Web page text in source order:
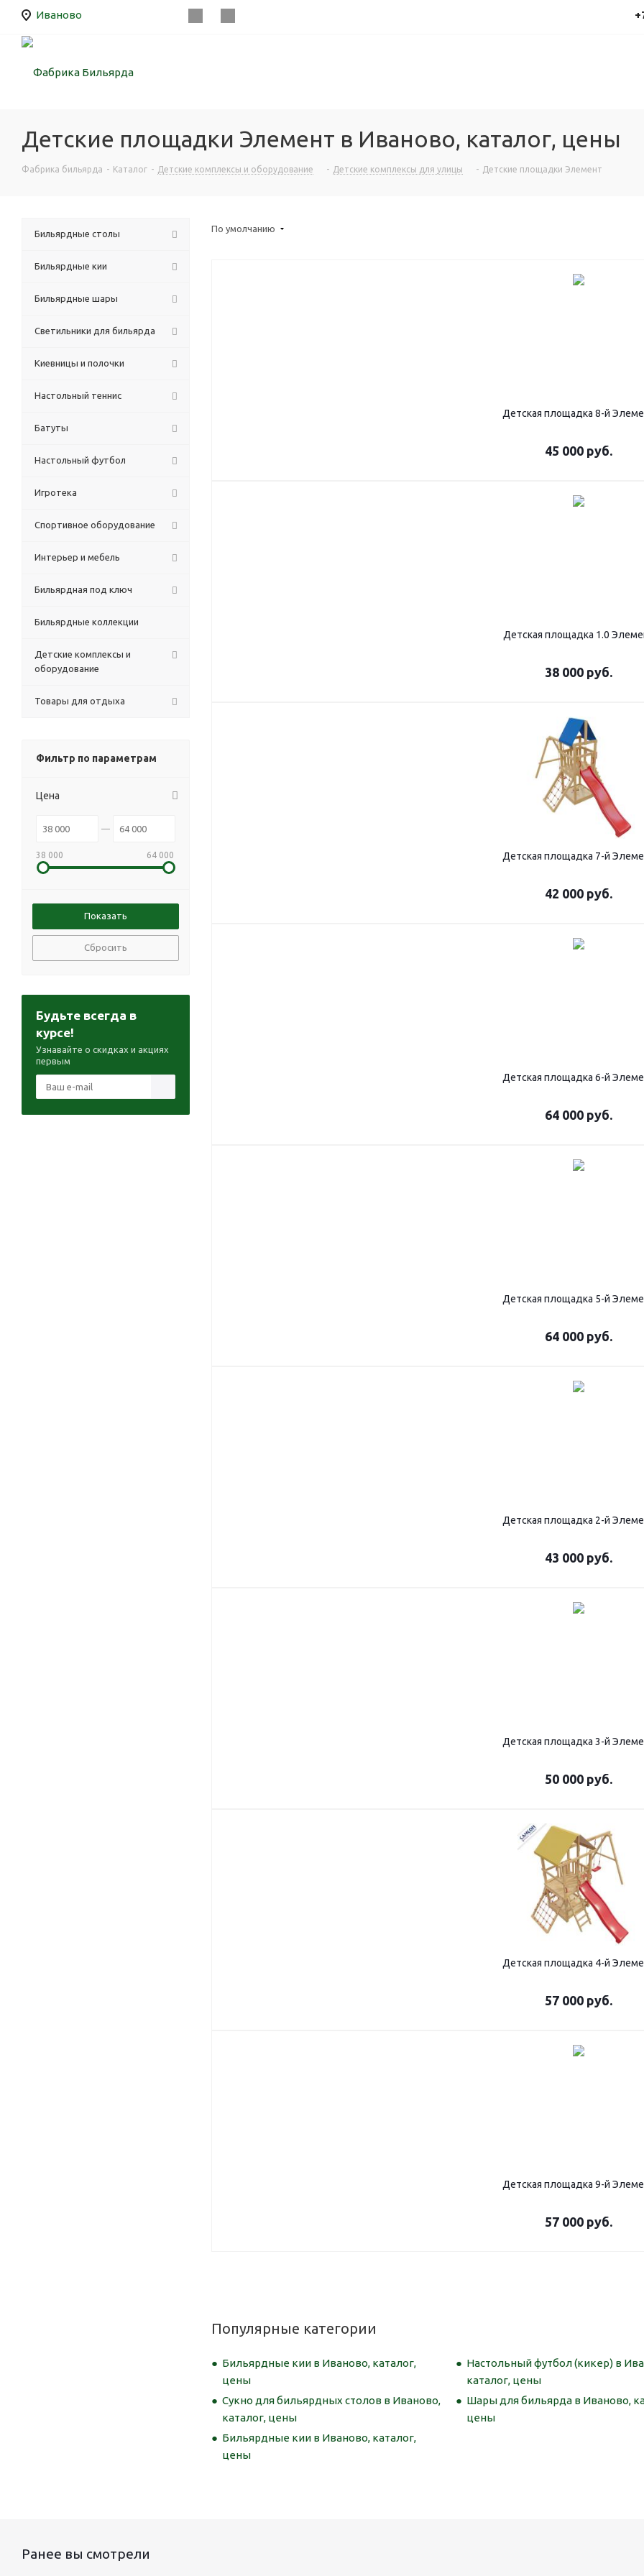
Иваново
Детские площадки Элемент в Иваново, каталог, цены
Фабрика бильярда - Каталог - Детские комплексы и оборудование - Детские комплексы для улицы - Детские площадки Элемент
По умолчанию
Детская площадка 8-й
45 000 руб.
Детская площадка 1.0
38 000 руб.
Детская площадка 7-й
42 000 руб.
Детская площадка 6-й
64 000 руб.
Детская площадка 5-й
64 000 руб.
Детская площадка 2-й
43 000 руб.
Детская площадка 3-й
50 000 руб.
Детская площадка 4-й
57 000 руб.
Детская площадка 9-й
57 000 руб.
Популярные категории
Бильярдные кии в Иваново, каталог,
цены
Настольный футбол (кикер) в
каталог, цены
Сукно для бильярдных столов в Иваново,
каталог, цены
Шары для бильярда в Иваново,
цены
Бильярдные кии в Иваново, каталог,
цены
Бильярдные столы
Бильярдные кии
Бильярдные шары
Светильники для бильярда
Киевницы и полочки
Настольный теннис
Батуты
Настольный футбол
Игротека
Спортивное оборудование
Интерьер и мебель
Бильярдная под ключ
Бильярдные коллекции
Детские комплексы и
оборудование
Товары для отдыха
Фильтр по параметрам
Цена
38 000 64 000
Сбросить
Будьте всегда в
курсе!
Узнавайте о скидках и акциях
первым
Ранее вы смотрели